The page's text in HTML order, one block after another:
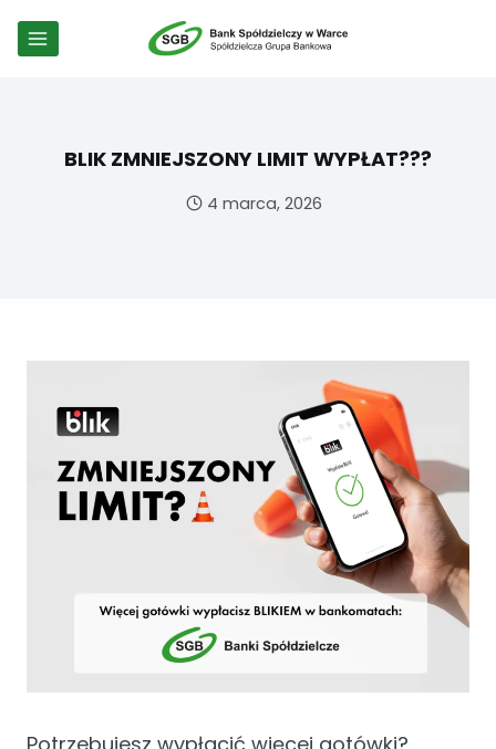
Przejdź
do
BLIK ZMNIEJSZONY LIMIT WYPŁAT???
4 marca, 2026